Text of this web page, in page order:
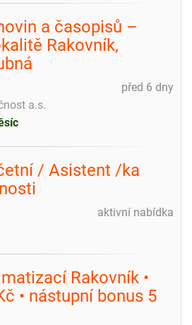
a časopisů –
Rakovník,
před 6 dny
a.s.
/ Asistent /ka
aktivní nabídka
Rakovník •
• nástupní bonus 5